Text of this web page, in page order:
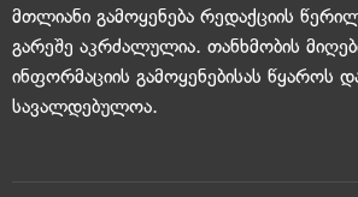
მთლიანი გამოყენება რედაქციის
გარეშე აკრძალულია. თანხმობის
ინფორმაციის გამოყენებისას წყაროს
სავალდებულოა.